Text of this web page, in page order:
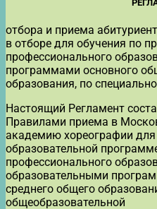
отбора и приема
в отборе для обучения по
профессионального
программами основного
образования, по
Настоящий Регламент
Правилами приема в
академию хореографии для
образовательной
профессионального
образовательными
среднего общего
общеобразовательной